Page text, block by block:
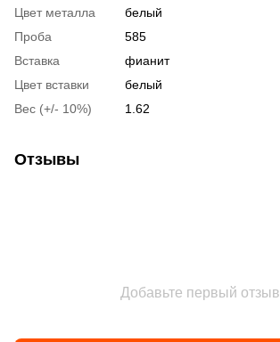
Цвет металла
белый
Проба
585
Вставка
фианит
Цвет вставки
белый
Вес (+/- 10%)
1.62
Отзывы
Добавьте первый отзыв